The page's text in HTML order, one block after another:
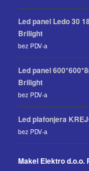
Led panel Ledo 30
Brilight
bez PDV-a
Led panel
Brilight
bez PDV-a
Led plafonjera
bez PDV-a
Makel Elektro d.o.o.